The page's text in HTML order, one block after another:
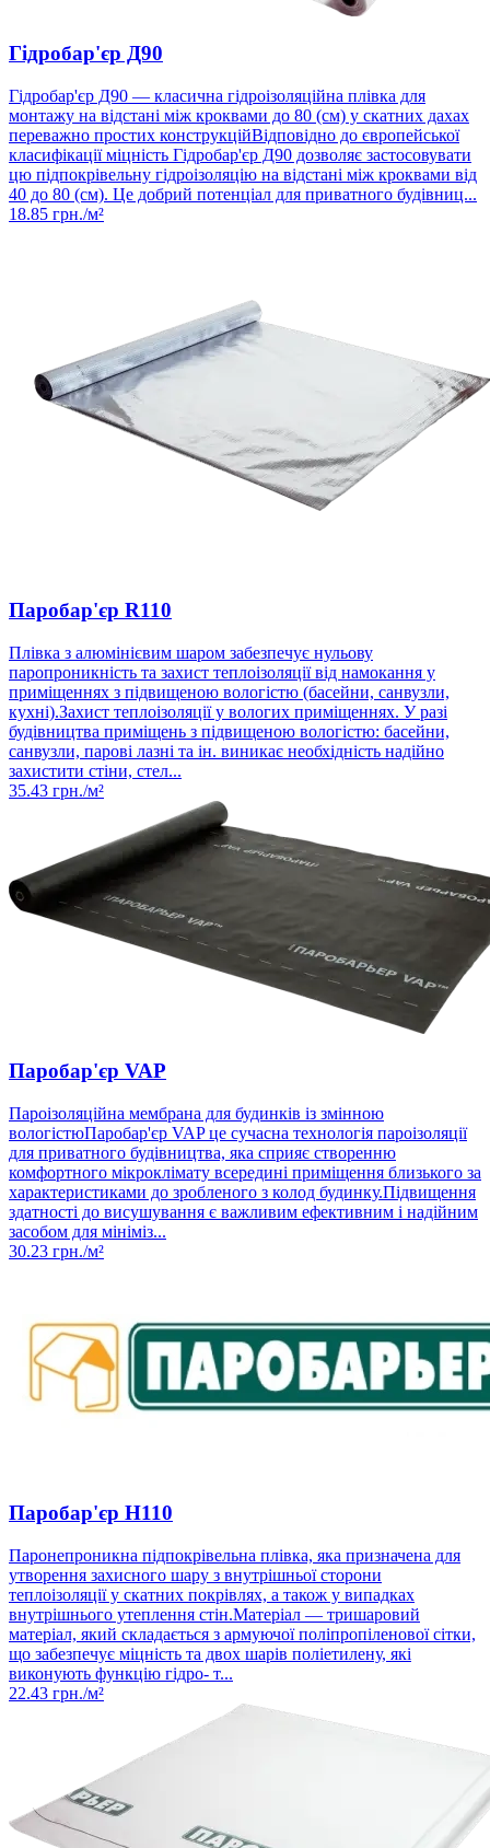
Гідробар'єр Д90
Гідробар'єр Д90 — класична гідроізоляційна плівка для
монтажу на відстані між кроквами до 80 (см) у скатних дахах
переважно простих конструкційВідповідно до європейської
класифікації міцність Гідробар'єр Д90 дозволяє застосовувати
цю підпокрівельну гідроізоляцію на відстані між кроквами від
40 до 80 (см). Це добрий потенціал для приватного будівниц...
18.85 грн./м²
Паробар'єр R110
Плівка з алюмінієвим шаром забезпечує нульову
паропроникність та захист теплоізоляції від намокання у
приміщеннях з підвищеною вологістю (басейни, санвузли,
кухні).Захист теплоізоляції у вологих приміщеннях. У разі
будівництва приміщень з підвищеною вологістю: басейни,
санвузли, парові лазні та ін. виникає необхідність надійно
захистити стіни, стел...
35.43 грн./м²
Паробар'єр VAP
Пароізоляційна мембрана для будинків із змінною
вологістюПаробар'єр VAP це сучасна технологія пароізоляції
для приватного будівництва, яка сприяє створенню
комфортного мікроклімату всередині приміщення близького за
характеристиками до зробленого з колод будинку.Підвищення
здатності до висушування є важливим ефективним і надійним
засобом для мініміз...
30.23 грн./м²
Паробар'єр Н110
Паронепроникна підпокрівельна плівка, яка призначена для
утворення захисного шару з внутрішньої сторони
теплоізоляції у скатних покрівлях, а також у випадках
внутрішнього утеплення стін.Матеріал — тришаровий
матеріал, який складається з армуючої поліпропіленової сітки,
що забезпечує міцність та двох шарів поліетилену, які
виконують функцію гідро- т...
22.43 грн./м²